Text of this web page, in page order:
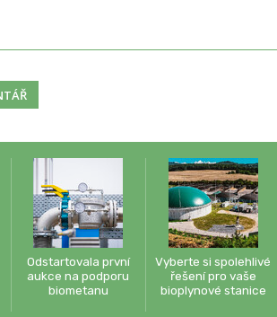
Odstartovala první
aukce na podporu
biometanu
Vyberte si spolehlivé
řešení pro vaše
bioplynové stanice